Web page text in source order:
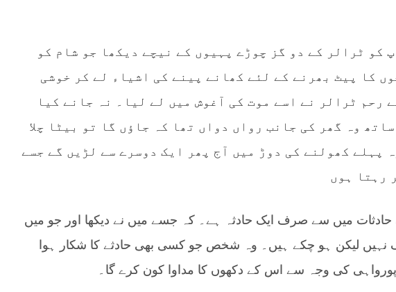
کو ٹرالر کے دو گز چوڑے پہیوں کے نیچے دیکھا جو شام کو
کا پیٹ بھرنے کے لئے کھانے پینے کی اشیاء لے کر خوشی
رحم ٹرالر نے اسے موت کی آغوش میں لے لیا۔ نہ جانے کیا
وہ گھر کی جانب رواں دواں تھا کہ جاؤں گا تو بیٹا چلا
پہلے کھولنے کی دوڑ میں آج پھر ایک دوسرے سے لڑیں گے جسے
رہتا ہوں
میں سے صرف ایک حادثہ ہے۔ کہ جسے میں نے دیکھا اور جو میں
نہیں لیکن ہو چکے ہیں۔ وہ شخص جو کسی بھی حادثے کا شکار ہوا
کی وجہ سے اس کے دکھوں کا مداوا کون کرے گا۔